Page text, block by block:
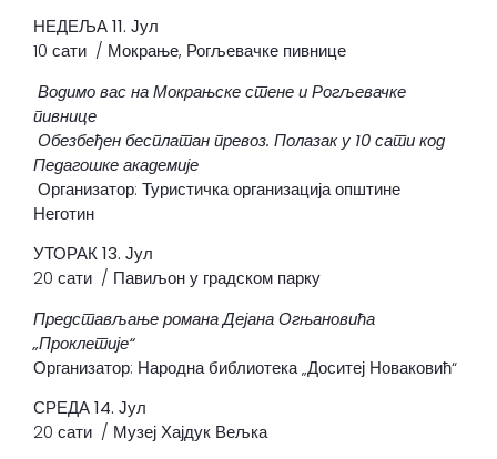
НЕДЕЉА 11. Јул
10 сати / Мокрање, Рогљевачке пивнице
Водимо вас на Мокрањске стене и Рогљевачке
пивнице
Обезбеђен бесплатан превоз. Полазак у 10 сати код
Педагошке академије
Организатор: Туристичка организација општине
Неготин
УТОРАК 13. Јул
20 сати / Павиљон у градском парку
Представљање романа Дејана Огњановића
„Проклетије“
Организатор: Народна библиотека „Доситеј Новаковић“
СРЕДА 14. Јул
20 сати / Музеј Хајдук Вељка